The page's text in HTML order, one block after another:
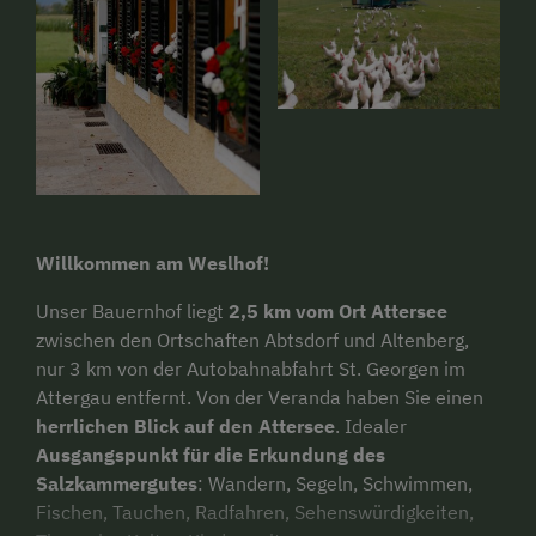
Willkommen am Weslhof!
Unser Bauernhof liegt 2,5 km vom Ort Attersee
zwischen den Ortschaften Abtsdorf und Altenberg,
nur 3 km von der Autobahnabfahrt St. Georgen im
Attergau entfernt. Von der Veranda haben Sie einen
herrlichen Blick auf den Attersee. Idealer
Ausgangspunkt für die Erkundung des
Salzkammergutes: Wandern, Segeln, Schwimmen,
Fischen, Tauchen, Radfahren, Sehenswürdigkeiten,